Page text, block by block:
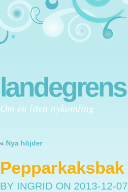
landegrens
Om en liten nykomling
« Nya höjder
Pepparkaksbak
BY INGRID ON 2013-12-07